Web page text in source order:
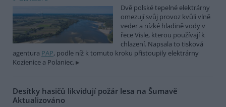
Dvě polské tepelné elektrárny
omezují svůj provoz kvůli vlně
veder a nízké hladině vody v
řece Visle, kterou používají k
chlazení. Napsala to tisková
agentura PAP, podle níž k tomuto kroku přistoupily elektrárny
Kozienice a Polaniec.
Desítky hasičů likvidují požár lesa na Šumavě
Aktualizováno